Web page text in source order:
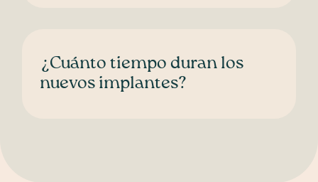
¿Cuánto tiempo duran los
nuevos implantes?